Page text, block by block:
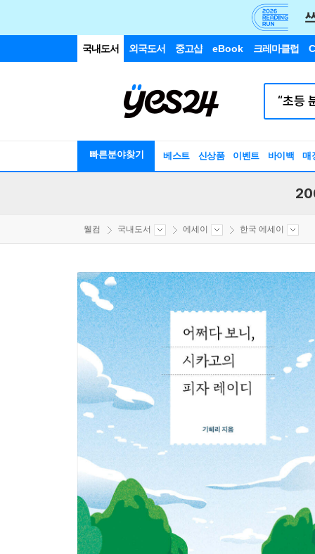
국내도서 외국도서 중고샵 eBook 크레마클럽
빠른분야찾기 베스트 신상품 이벤트 바이백 매
웰컴 국내도서 에세이 한국 에세이